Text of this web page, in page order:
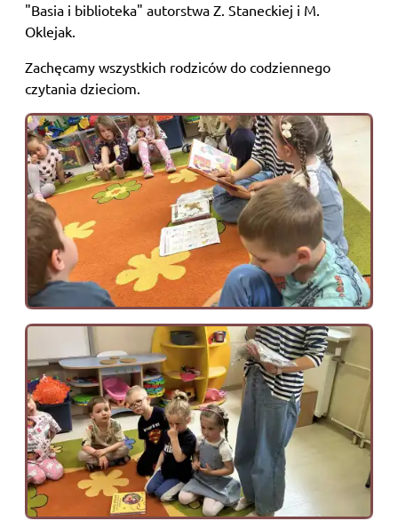
"Basia i biblioteka" autorstwa Z. Staneckiej i M.
Oklejak.
Zachęcamy wszystkich rodziców do codziennego
czytania dzieciom.